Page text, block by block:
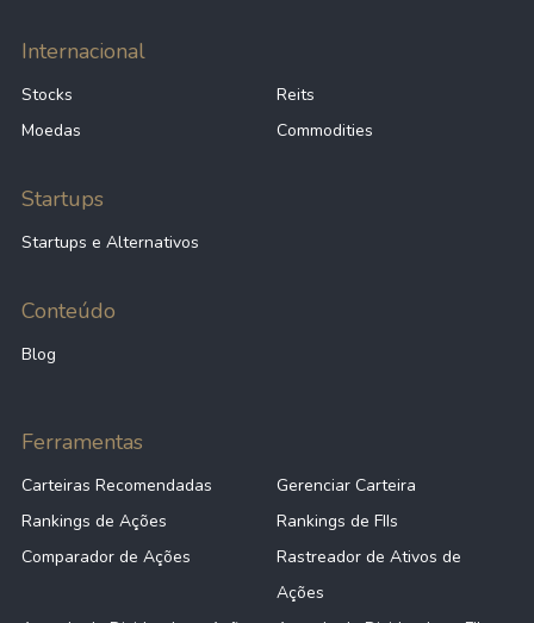
Internacional
Stocks
Reits
Moedas
Commodities
Startups
Startups e Alternativos
Conteúdo
Blog
Ferramentas
Carteiras Recomendadas
Gerenciar Carteira
Rankings de Ações
Rankings de FIIs
Comparador de Ações
Rastreador de Ativos de
Ações